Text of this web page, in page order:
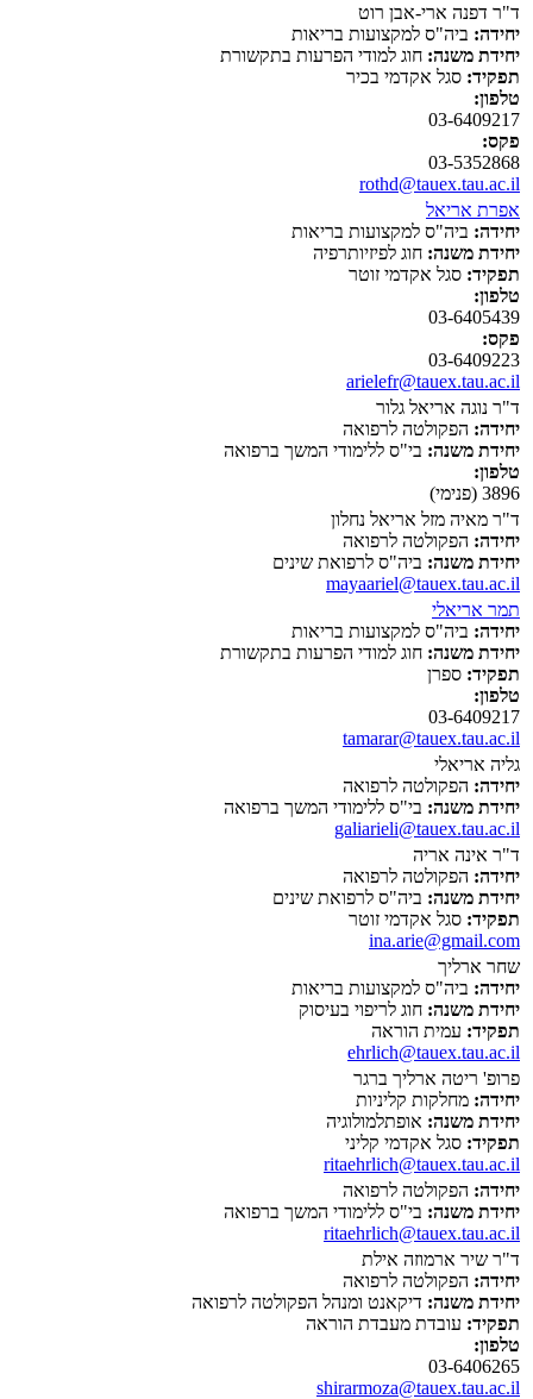
ד"ר דפנה ארי-אבן רוט
יחידה: ביה"ס למקצועות בריאות
יחידת משנה: חוג למודי הפרעות בתקשורת
תפקיד: סגל אקדמי בכיר
טלפון:
03-6409217
פקס:
03-5352868
rothd@tauex.tau.ac.il
אפרת אריאל
יחידה: ביה"ס למקצועות בריאות
יחידת משנה: חוג לפיזיותרפיה
תפקיד: סגל אקדמי זוטר
טלפון:
03-6405439
פקס:
03-6409223
arielefr@tauex.tau.ac.il
ד"ר נוגה אריאל גלור
יחידה: הפקולטה לרפואה
יחידת משנה: בי"ס ללימודי המשך ברפואה
טלפון:
3896 (פנימי)
ד"ר מאיה מזל אריאל נחלון
יחידה: הפקולטה לרפואה
יחידת משנה: ביה"ס לרפואת שינים
mayaariel@tauex.tau.ac.il
תמר אריאלי
יחידה: ביה"ס למקצועות בריאות
יחידת משנה: חוג למודי הפרעות בתקשורת
תפקיד: ספרן
טלפון:
03-6409217
tamarar@tauex.tau.ac.il
גליה אריאלי
יחידה: הפקולטה לרפואה
יחידת משנה: בי"ס ללימודי המשך ברפואה
galiarieli@tauex.tau.ac.il
ד"ר אינה אריה
יחידה: הפקולטה לרפואה
יחידת משנה: ביה"ס לרפואת שינים
תפקיד: סגל אקדמי זוטר
ina.arie@gmail.com
שחר ארליך
יחידה: ביה"ס למקצועות בריאות
יחידת משנה: חוג לריפוי בעיסוק
תפקיד: עמית הוראה
ehrlich@tauex.tau.ac.il
פרופ' ריטה ארליך ברגר
יחידה: מחלקות קליניות
יחידת משנה: אופתלמולוגיה
תפקיד: סגל אקדמי קליני
ritaehrlich@tauex.tau.ac.il
יחידה: הפקולטה לרפואה
יחידת משנה: בי"ס ללימודי המשך ברפואה
ritaehrlich@tauex.tau.ac.il
ד"ר שיר ארמוזה אילת
יחידה: הפקולטה לרפואה
יחידת משנה: דיקאנט ומנהל הפקולטה לרפואה
תפקיד: עובדת מעבדת הוראה
טלפון:
03-6406265
shirarmoza@tauex.tau.ac.il